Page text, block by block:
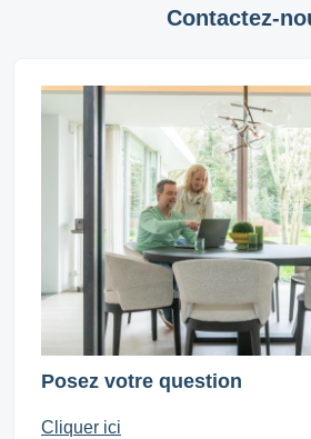
Contactez-
Posez votre question
Cliquer ici